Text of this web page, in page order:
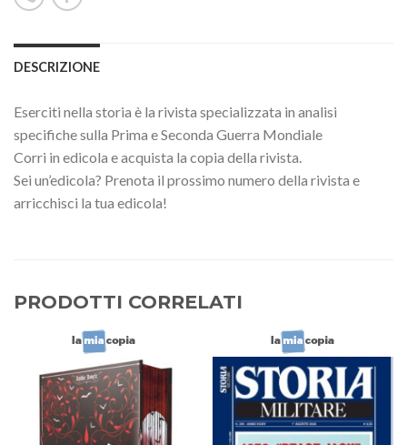
DESCRIZIONE
Eserciti nella storia è la rivista specializzata in analisi
specifiche sulla Prima e Seconda Guerra Mondiale
Corri in edicola e acquista la copia della rivista.
Sei un’edicola? Prenota il prossimo numero della rivista e
arricchisci la tua edicola!
PRODOTTI CORRELATI